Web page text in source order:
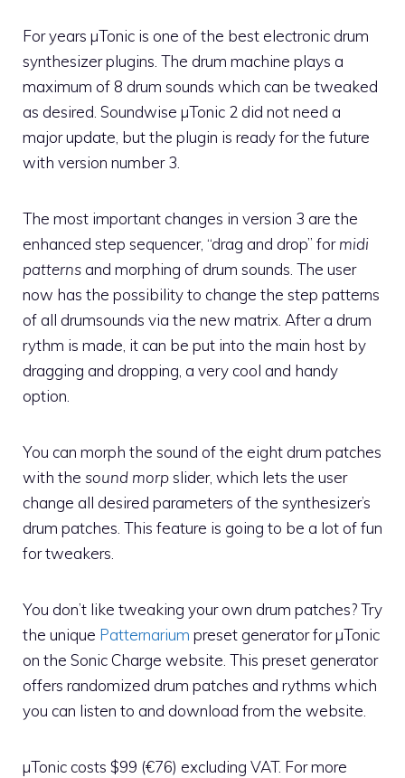
For years µTonic is one of the best electronic drum
synthesizer plugins. The drum machine plays a
maximum of 8 drum sounds which can be tweaked
as desired. Soundwise µTonic 2 did not need a
major update, but the plugin is ready for the future
with version number 3.
The most important changes in version 3 are the
enhanced step sequencer, “drag and drop” formidi
patternsand morphing of drum sounds. The user
now has the possibility to change the step patterns
of all drumsounds via the new matrix. After a drum
rythm is made, it can be put into the main host by
dragging and dropping, a very cool and handy
option.
You can morph the sound of the eight drum patches
with the sound morpslider, which lets the user
change all desired parameters of the synthesizer’s
drum patches. This feature is going to be a lot of fun
for tweakers.
You don’t like tweaking your own drum patches? Try
the unique Patternarium preset generator for µTonic
on the Sonic Charge website. This preset generator
offers randomized drum patches and rythms which
you can listen to and download from the website.
µTonic costs $99 (€76) excluding VAT. For more